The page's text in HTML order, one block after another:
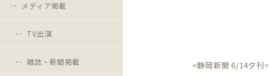
メディア掲載
TV出演
雑誌・新聞掲載 <静岡新聞 6/14夕刊>